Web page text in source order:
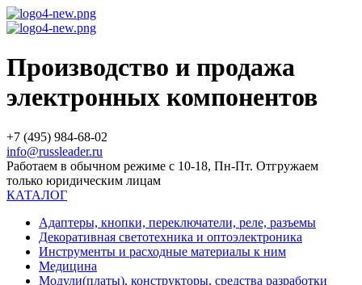
Производство и продажа
электронных компонентов
+7 (495) 984-68-02
info@russleader.ru
Работаем в обычном режиме с 10-18, Пн-Пт. Отгружаем
только юридическим лицам
КАТАЛОГ
Адаптеры, кнопки, переключатели, реле, разъемы
Декоративная светотехника и оптоэлектроника
Инструменты и расходные материалы к ним
Медицина
Модули(платы), конструкторы, средства разработки